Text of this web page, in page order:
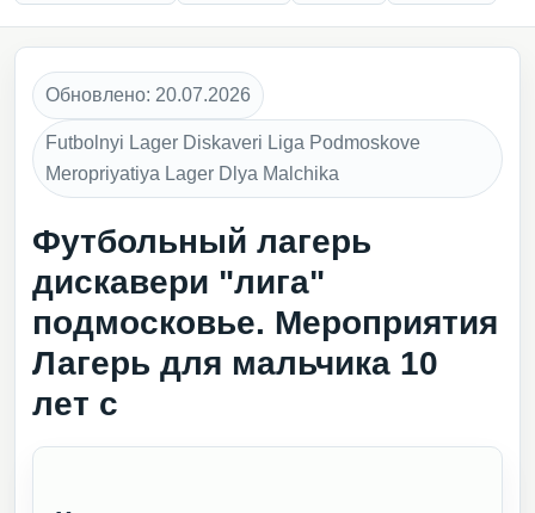
Обновлено: 20.07.2026
Futbolnyi Lager Diskaveri Liga Podmoskove
Meropriyatiya Lager Dlya Malchika
Футбольный лагерь
дискавери "лига"
подмосковье. Мероприятия
Лагерь для мальчика 10
лет с